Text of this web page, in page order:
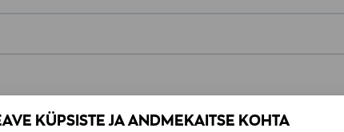
KÜPSISTE JA ANDMEKAITSE KOHTA
Tagastatavad suletud pakendis kosmeetika- ja loodustooted